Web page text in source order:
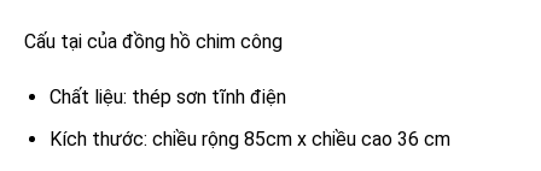
Cấu tại của đồng hồ chim công
Chất liệu: thép sơn tĩnh điện
Kích thước: chiều rộng 85cm x chiều cao 36 cm